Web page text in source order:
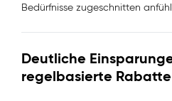
Bedürfnisse zugeschnitten
Deutliche
regelbasierte Rabatte